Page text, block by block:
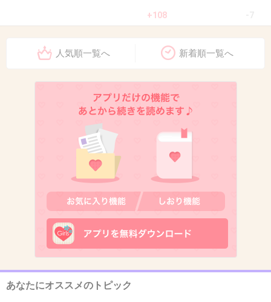
+108
+97
どーなってんの！？
+31
2013/06/20(木) 14:30:28
これどーみてもおかしいよね!?!?
人気順一覧へ 新着順一覧へ
あなたにオススメのトピック